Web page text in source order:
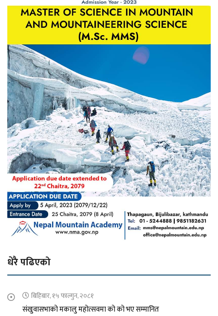
धेरै पढिएको
बिहिबार, १५ फाल्गुन, २०८१
संखुवासभाको मकालु महोत्सवमा को को भए सम्मानित